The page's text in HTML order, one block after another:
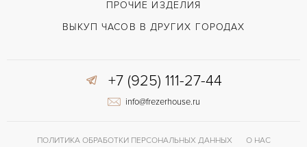
Двойной сложности застежка
ПРОЧИЕ ИЗДЕЛИЯ
ВЫКУП ЧАСОВ В ДРУГИХ ГОРОДАХ
+7 (925) 111-27-44
info@frezerhouse.ru
ПОЛИТИКА ОБРАБОТКИ ПЕРСОНАЛЬНЫХ ДАННЫХ
О НАС